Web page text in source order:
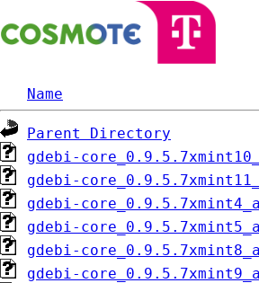
Name
Parent Directory
gdebi-
gdebi-
gdebi-
gdebi-
gdebi-
gdebi-